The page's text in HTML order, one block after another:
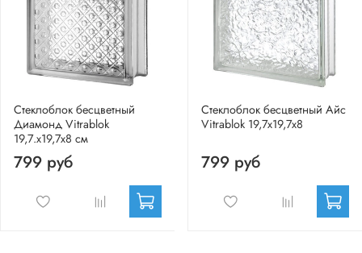
Стеклоблок бесцветный
Диамонд Vitrablok
19,7.x19,7x8 см
799 руб
Стеклоблок бесцветный Айс
Vitrablok 19,7x19,7x8
799 руб